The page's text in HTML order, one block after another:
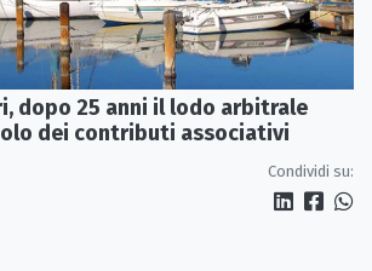
dopo 25 anni il lodo arbitrale
dei contributi associativi
Condividi su: